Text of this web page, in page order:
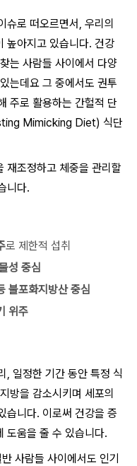
슈로 떠오르면서, 우리의
높아지고 있습니다. 건강
는 사람들 사이에서 다양
는데요 그 중에서도 권투
주로 활용하는 간헐적 단
Mimicking Diet) 식단
재조정하고 체중을 관리할
니다.
로 제한적 섭취
성 중심
불포화지방산 중심
위주
, 일정한 기간 동안 특정 식
방을 감소시키며 세포의
습니다. 이로써 건강을 증
도움을 줄 수 있습니다.
사람들 사이에서도 인기